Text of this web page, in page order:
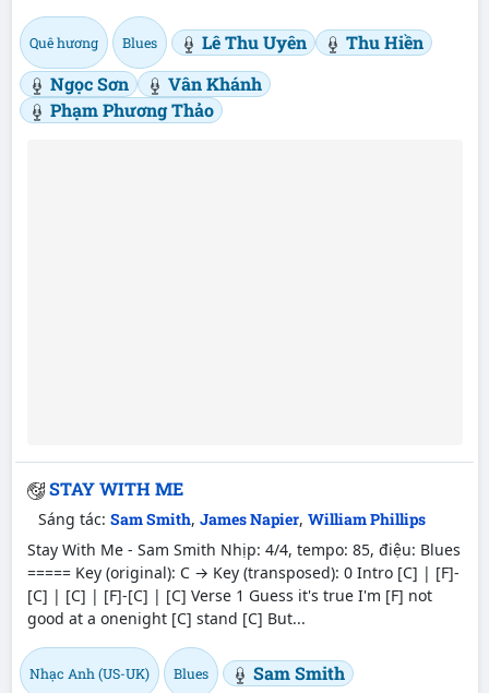
Quê hương Blues Lê Thu Uyên
Thu Hiền
Ngọc Sơn
Vân Khánh
Phạm Phương Thảo
STAY WITH ME
Sáng tác: Sam Smith, James Napier, William Phillips
Stay With Me - Sam Smith Nhịp: 4/4, tempo: 85, điệu: Blues
===== Key (original): C → Key (transposed): 0 Intro [C] | [F]-
[C] | [C] | [F]-[C] | [C] Verse 1 Guess it's true I'm [F] not
good at a onenight [C] stand [C] But...
Nhạc Anh (US-UK) Blues Sam Smith